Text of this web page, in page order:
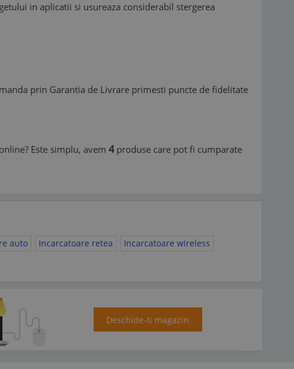
in aplicatii si usureaza considerabil stergerea
prin Garantia de Livrare primesti puncte de fidelitate
Este simplu, avem 4produse care pot fi cumparate
auto Incarcatoare retea
Incarcatoare wireless
Deschide-ti magazin